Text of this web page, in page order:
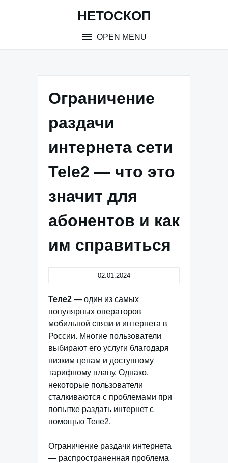
НЕТОСКОП
OPEN MENU
Ограничение
раздачи
интернета сети
Tele2 — что это
значит для
абонентов и как
им справиться
02.01.2024
Теле2 — один из самых
популярных операторов
мобильной связи и интернета в
России. Многие пользователи
выбирают его услуги благодаря
низким ценам и доступному
тарифному плану. Однако,
некоторые пользователи
сталкиваются с проблемами при
попытке раздать интернет с
помощью Теле2.
Ограничение раздачи интернета
— распространенная проблема